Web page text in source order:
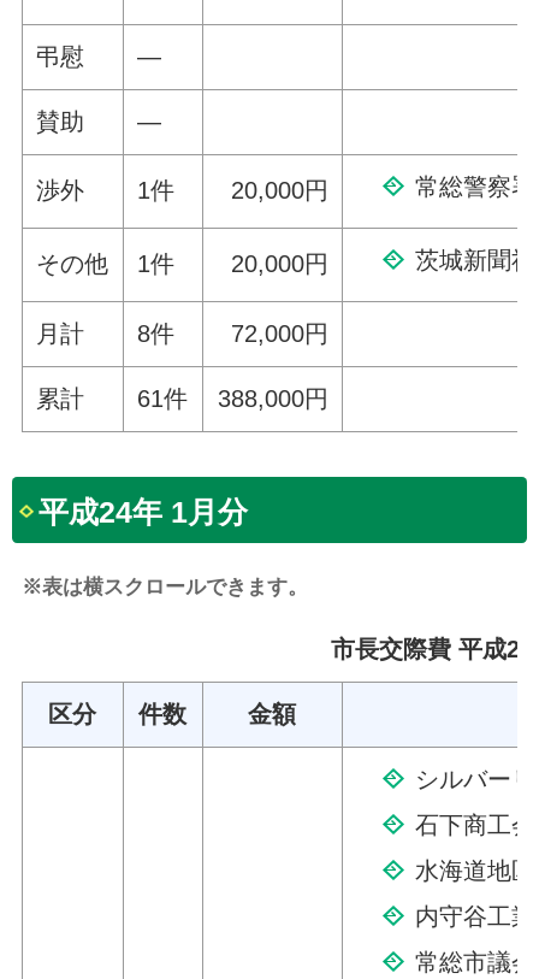
弔慰 —
賛助 —
渉外 1件 20,000円 常総警察
その他 1件 20,000円 茨城新聞
月計 8件 72,000円
累計 61件 388,000円
平成24年 1月分
※表は横スクロールできます。
市長交際費 平成
区分 件数 金額
シルバー
石下商工
水海道地
内守谷工
常総市議